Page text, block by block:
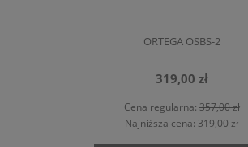
ORTEGA OSBS-2
319,00 zł
Cena regularna:357,00 zł
Najniższa cena: 319,00 zł